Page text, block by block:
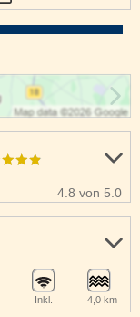
4.8 von 5.0
Inkl. 4,0 km